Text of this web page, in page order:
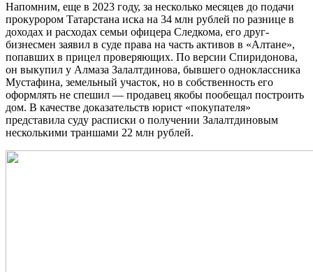
Напомним, еще в 2023 году, за несколько месяцев до подачи
прокурором Татарстана иска на 34 млн рублей по разнице в
доходах и расходах семьи офицера Следкома, его друг-
бизнесмен заявил в суде права на часть активов в «Алтане»,
попавших в прицел проверяющих. По версии Спиридонова,
он выкупил у Алмаза Залалтдинова, бывшего одноклассника
Мустафина, земельный участок, но в собственность его
оформлять не спешил — продавец якобы пообещал построить
дом. В качестве доказательств юрист «покупателя»
представила суду расписки о получении Залалтдиновым
несколькими траншами 22 млн рублей.